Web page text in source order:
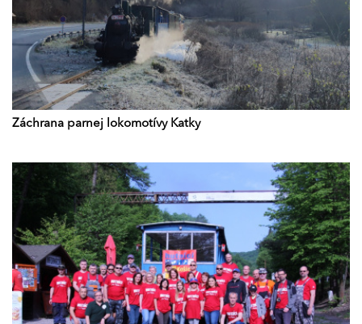
Záchrana parnej lokomotívy Katky